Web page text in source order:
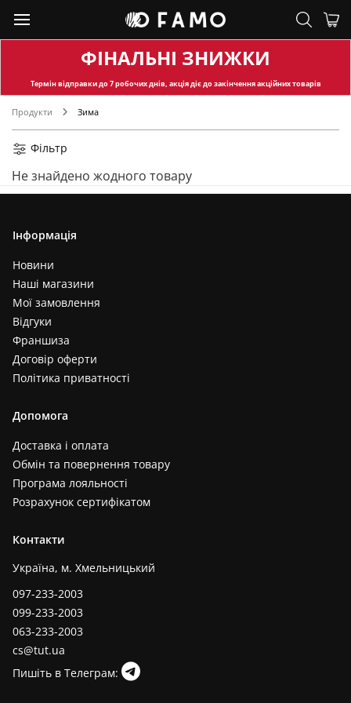
ФІНАЛЬНІ ЗНИЖКИ
Термін відправкидо 7 робочих днів, акція діє до закінчення акційних товарів
Продукти Зима
Фільтр
Не знайдено жодного товару
Інформація
Новини
Наші магазини
Мої замовлення
Відгуки
Франшиза
Договір оферти
Політика приватності
Допомога
Доставка і оплата
Обмін та повернення товару
Програма лояльності
Розрахунок сертифікатом
Контакти
Україна, м. Хмельницький
097-233-2003
099-233-2003
063-233-2003
cs@tut.ua
Пишіть в Телеграм: